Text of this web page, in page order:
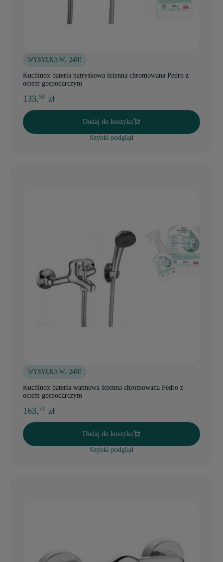
WYSYŁKA W: 24H!
Kuchinox bateria natryskowa ścienna chromowana Pedro z
octem gospodarczym
133,59 zł
Dodaj do koszyka
Szybki podgląd
WYSYŁKA W: 24H!
Kuchinox bateria wannowa ścienna chromowana Pedro z
octem gospodarczym
163,74 zł
Dodaj do koszyka
Szybki podgląd